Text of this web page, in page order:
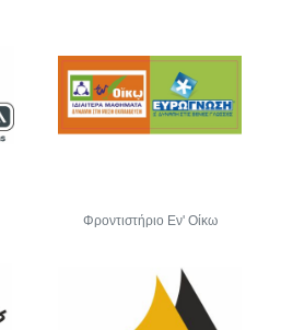
Φροντιστήριο Εν' Οίκω